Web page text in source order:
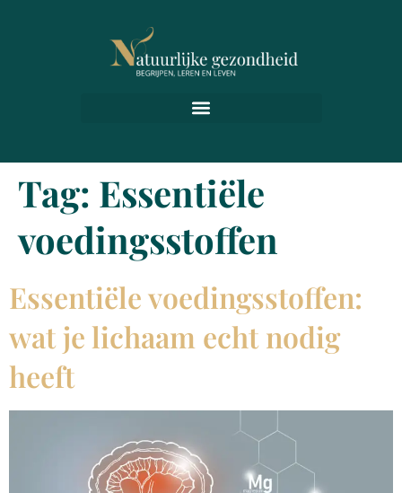
Tag: Essentiële
voedingsstoffen
Essentiële voedingsstoffen:
wat je lichaam echt nodig
heeft